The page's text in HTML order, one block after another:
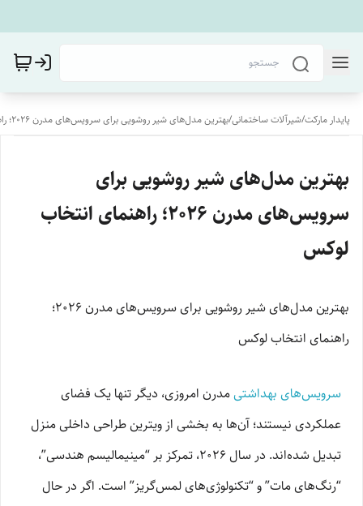
پایدار مارکت/شیرآلات ساختمانی/بهترین مدل‌های شیر روشویی برای سرویس‌های مدرن ۲۰۲۶؛ راهنمای انتخاب لوکس
بهترین مدل‌های شیر روشویی برای
سرویس‌های مدرن ۲۰۲۶؛ راهنمای انتخاب
لوکس
بهترین مدل‌های شیر روشویی برای سرویس‌های مدرن ۲۰۲۶؛
راهنمای انتخاب لوکس
سرویس‌های بهداشتیمدرن امروزی، دیگر تنها یک فضای
عملکردی نیستند؛ آن‌ها به بخشی از ویترین طراحی داخلی منزل
تبدیل شده‌اند. در سال ۲۰۲۶، تمرکز بر “مینیمالیسم هندسی”،
“رنگ‌های مات” و “تکنولوژی‌های لمس‌گریز” است. اگر در حال